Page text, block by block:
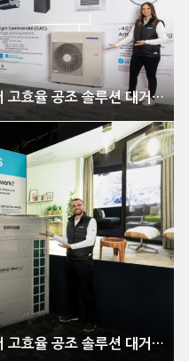
삼성전자,’2023 AHR 엑스포’서 고효율 공조 솔루션 대거 공개
삼성전자,’2023 AHR 엑스포’서 고효율 공조 솔루션 대거 공개